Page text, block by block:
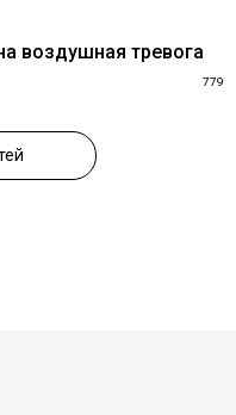
воздушная тревога
779